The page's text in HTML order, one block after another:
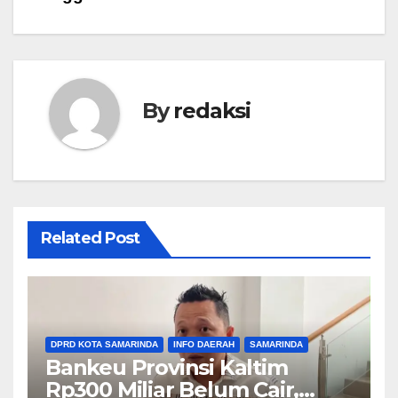
Byredaksi
Related Post
DPRD KOTA SAMARINDA INFO DAERAH SAMARINDA
Bankeu Provinsi Kaltim
Rp300 Miliar Belum Cair,